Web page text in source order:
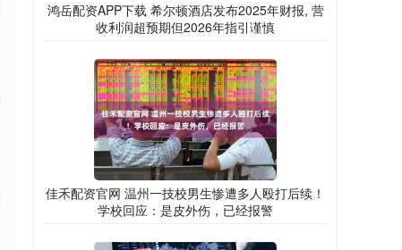
鸿岳配资APP下载 希尔顿酒店发布2025年财报, 营
收利润超预期但2026年指引谨慎
佳禾配资官网 温州一技校男生惨遭多人殴打后续！
学校回应：是皮外伤，已经报警